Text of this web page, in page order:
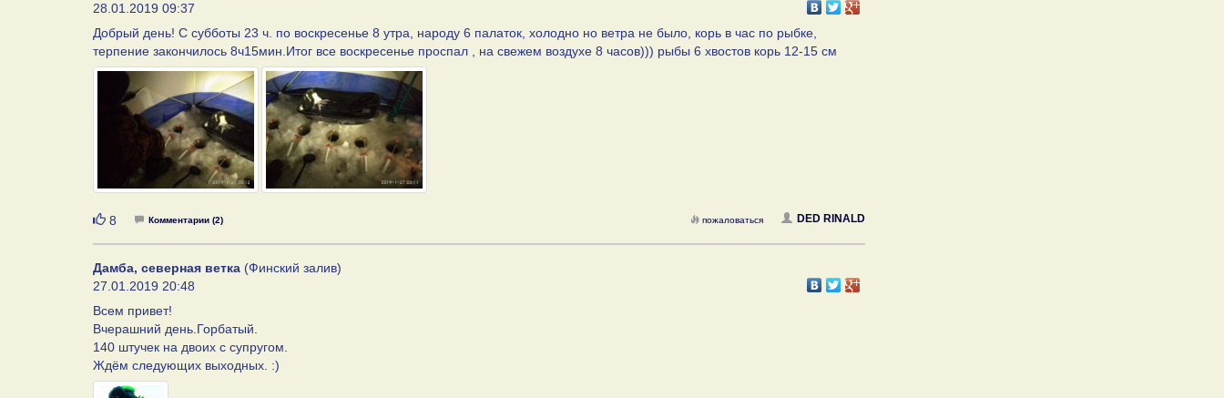
28.01.2019 09:37
Добрый день! С субботы 23 ч. по воскресенье 8 утра, народу 6 палаток, холодно но ветра не было, корь в час по рыбке,
терпение закончилось 8ч15мин.Итог все воскресенье проспал , на свежем воздухе 8 часов))) рыбы 6 хвостов корь 12-15 см
Нравится
8 Комментарии (2) DED RINALD
пожаловаться
Дамба, северная ветка (Финский залив)
27.01.2019 20:48
Всем привет!
Вчерашний день.Горбатый.
140 штучек на двоих с супругом.
Ждём следующих выходных. :)